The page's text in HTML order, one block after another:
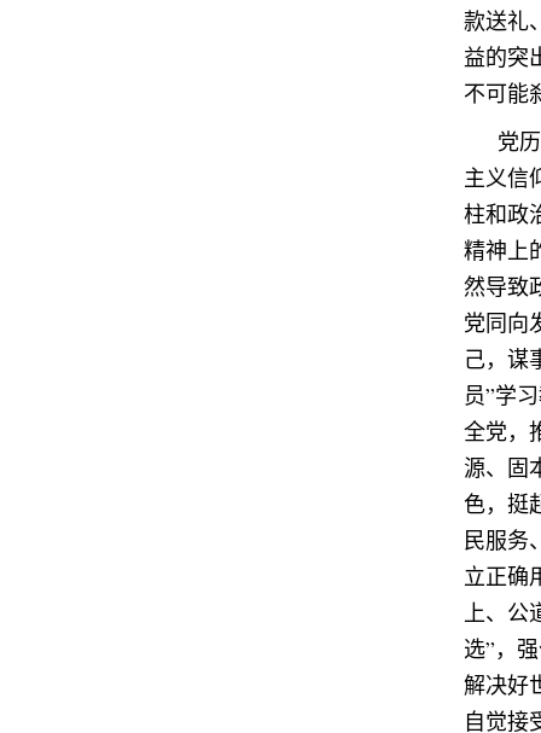
款送礼
益的突
不可能
党
主义信
柱和政
精神上
然导致
党同向
己，谋
员”学
全党，
源、固
色，挺
民服务
立正确
上、公
选”，
解决好
自觉接